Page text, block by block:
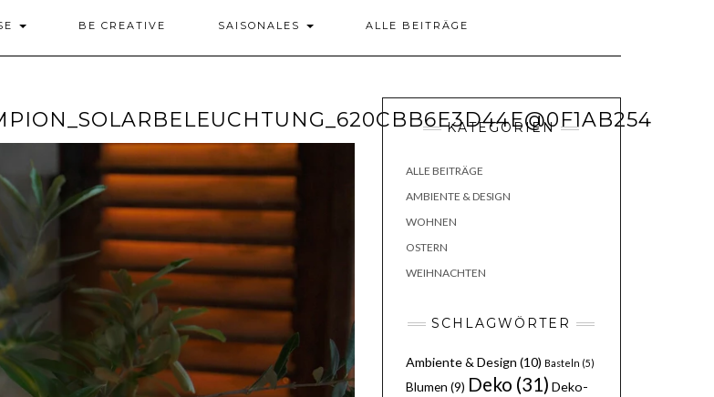
BE CREATIVE SAISONALES ALLE BEITRÄGE
KATEGORIEN
ALLE BEITRÄGE
AMBIENTE & DESIGN
WOHNEN
OSTERN
WEIHNACHTEN
SCHLAGWÖRTER
Ambiente & Design (10) Basteln (5)
Blumen (9) Deko (31) Deko-